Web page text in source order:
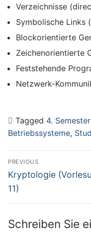
Verzeichnisse
Symbolische Links
Blockorientierte
Zeichenorientierte
Feststehende
Netzwerk-
Tagged 4.
Betriebssysteme,
PREVIOUS
Previous
post:
Kryptologie
11)
Schreiben Sie